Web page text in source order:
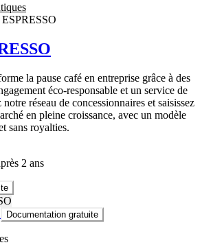
la pause café en entreprise grâce à des
éco-responsable et un service de
réseau de concessionnaires et saisissez
en pleine croissance, avec un modèle
sans royalties.
2 ans
Documentation gratuite